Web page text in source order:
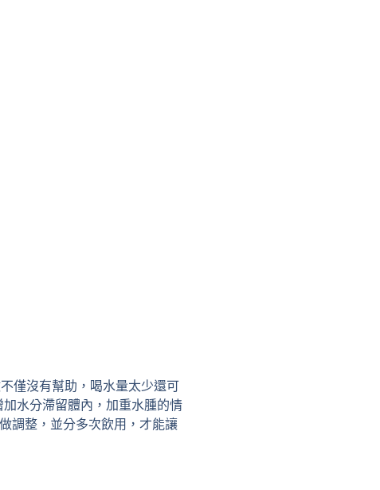
僅沒有幫助，喝水量太少還可
水分滯留體內，加重水腫的情
調整，並分多次飲用，才能讓